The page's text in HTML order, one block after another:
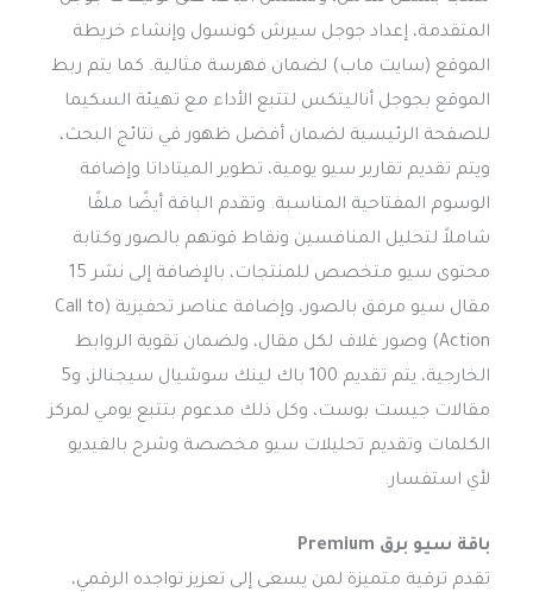
المتقدمة، إعداد جوجل سيرش كونسول وإنشاء خريطة
الموقع (سايت ماب) لضمان فهرسة مثالية. كما يتم ربط
الموقع بجوجل أناليتكس لتتبع الأداء مع تهيئة السكيما
للصفحة الرئيسية لضمان أفضل ظهور في نتائج البحث،
ويتم تقديم تقارير سيو يومية، تطوير الميتاداتا وإضافة
الوسوم المفتاحية المناسبة. وتقدم الباقة أيضًا ملفًا
شاملاً لتحليل المنافسين ونقاط قوتهم بالصور وكتابة
محتوى سيو متخصص للمنتجات، بالإضافة إلى نشر 15
مقال سيو مرفق بالصور، وإضافة عناصر تحفيزية (Call to
Action) وصور غلاف لكل مقال، ولضمان تقوية الروابط
الخارجية، يتم تقديم 100 باك لينك سوشيال سيجنالز، و5
مقالات جيست بوست، وكل ذلك مدعوم بتتبع يومي لمركز
الكلمات وتقديم تحليلات سيو مخصصة وشرح بالفيديو
لأي استفسار.
باقة سيو برق Premium
تقدم ترقية متميزة لمن يسعى إلى تعزيز تواجده الرقمي،